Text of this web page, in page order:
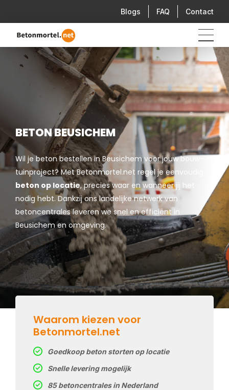
Blogs FAQ Contact
BETON BEUSICHEM
Wil je beton bestellen in Beusichem voor jouw bouw- of
tuinproject? Met Betonmortel.net regel je eenvoudig
beton op locatie, precies waar en wanneer jij het
nodig hebt. Dankzij ons landelijke netwerk van
betoncentrales leveren we snel en efficiënt in
Beusichem en omgeving.
Waarom kiezen voor
Betonmortel.net
Goedkoop beton storten op locatie
Snelle levering mogelijk
85 betoncentrales in Nederland